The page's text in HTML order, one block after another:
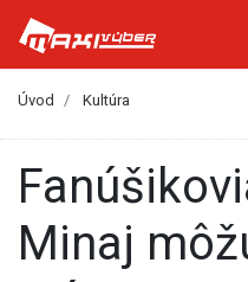
Úvod Kultúra
Fanúšikovia Nicki
Minaj